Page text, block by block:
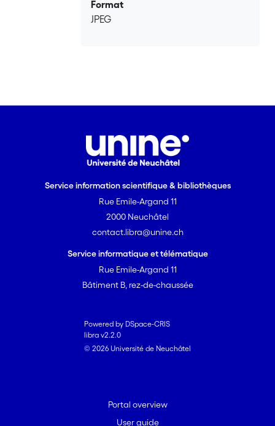
Format
JPEG
Service information scientifique & bibliothèques
Rue Emile-Argand 11
2000 Neuchâtel
contact.libra@unine.ch
Service informatique et télématique
Rue Emile-Argand 11
Bâtiment B, rez-de-chaussée
Powered by DSpace-CRIS
libra v2.2.0
© 2026 Université de Neuchâtel
Portal overview
User guide